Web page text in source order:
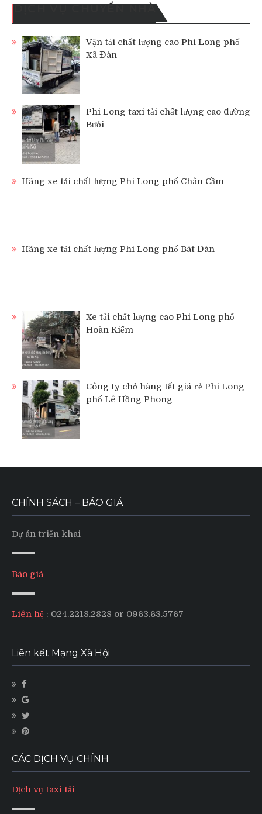
DỊCH VỤ CHUYỂN NHÀ
Vận tải chất lượng cao Phi Long phố
Xã Đàn
Phi Long taxi tải chất lượng cao đường
Bưởi
Hãng xe tải chất lượng Phi Long phố Chân Cầm
Hãng xe tải chất lượng Phi Long phố Bát Đàn
Xe tải chất lượng cao Phi Long phố
Hoàn Kiếm
Công ty chở hàng tết giá rẻ Phi Long
phố Lê Hồng Phong
CHÍNH SÁCH – BÁO GIÁ
Dự án triển khai
Báo giá
Liên hệ : 024.2218.2828 or 0963.63.5767
Liên kết Mạng Xã Hội
CÁC DỊCH VỤ CHÍNH
Dịch vụ taxi tải